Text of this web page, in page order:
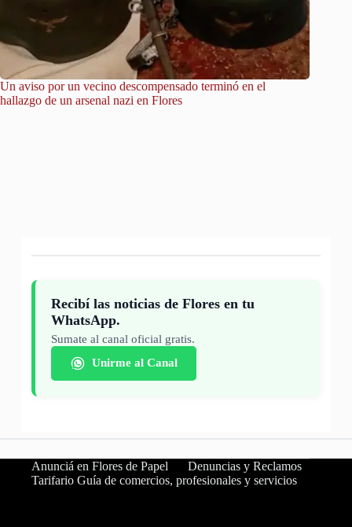
Un aviso por un vecino descompensado terminó en el
hallazgo de un arsenal nazi en Flores
Recibí las noticias de Flores en tu
WhatsApp.
Sumate al canal oficial gratis.
Unirme al Canal
Anunciá en Flores de Papel
Denuncias y Reclamos
Tarifario Guía de comercios, profesionales y servicios